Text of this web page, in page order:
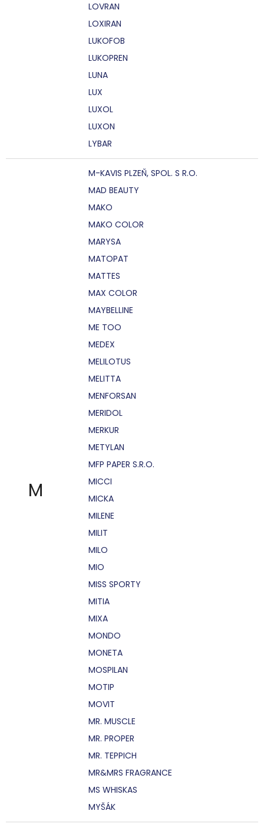
LOVRAN
LOXIRAN
LUKOFOB
LUKOPREN
LUNA
LUX
LUXOL
LUXON
LYBAR
M
M-KAVIS PLZEŇ, SPOL. S R.O.
MAD BEAUTY
MAKO
MAKO COLOR
MARYSA
MATOPAT
MATTES
MAX COLOR
MAYBELLINE
ME TOO
MEDEX
MELILOTUS
MELITTA
MENFORSAN
MERIDOL
MERKUR
METYLAN
MFP PAPER S.R.O.
MICCI
MICKA
MILENE
MILIT
MILO
MIO
MISS SPORTY
MITIA
MIXA
MONDO
MONETA
MOSPILAN
MOTIP
MOVIT
MR. MUSCLE
MR. PROPER
MR. TEPPICH
MR&MRS FRAGRANCE
MS WHISKAS
MYŠÁK